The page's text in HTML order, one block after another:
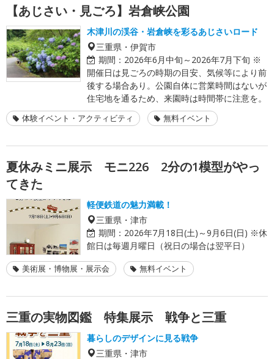
【あじさい・見ごろ】岩倉峡公園
木津川の渓谷・岩倉峡を彩るあじさいロード
三重県・伊賀市
期間： 2026年6月中旬～2026年7月下旬 ※
開催日は見ごろの時期の目安、気候等により前
後する場合あり。公園自体に営業時間はないが
住宅地を通るため、来園時は時間帯に注意を。
体験イベント・アクティビティ 無料イベント
夏休みミニ展示 モニ226 2分の1模型がやっ
てきた
軽便鉄道の魅力満載！
三重県・津市
期間： 2026年7月18日(土)～9月6日(日) ※休
館日は毎週月曜日（祝日の場合は翌平日）
美術展・博物展・展示会 無料イベント
三重の実物図鑑 特集展示 戦争と三重
暮らしのデザインに見る戦争
三重県・津市